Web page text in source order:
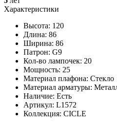
Характеристики
Высота: 120
Длина: 86
Ширина: 86
Патрон: G9
Кол-во лампочек: 20
Мощность: 25
Материал плафона: Стекло
Материал арматуры:
Наличие: Есть
Артикул: L1572
Коллекция: CICLE